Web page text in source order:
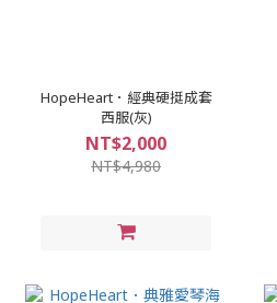
HopeHeart．經典硬挺成套
西服(灰)
NT$2,000
NT$4,980